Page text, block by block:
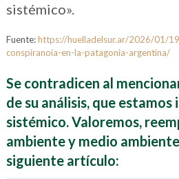
sistémico».
Fuente:https://huelladelsur.ar/2026/01/
conspiranoia-en-la-patagonia-argentina/
Se contradicen al
de su análisis, que estamos
sistémico. Valoremos,
ambiente y medio
siguiente artículo: